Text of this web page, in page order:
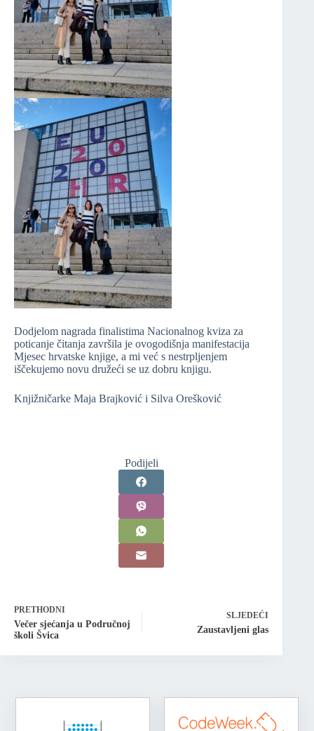
Dodjelom nagrada finalistima Nacionalnog kviza za
poticanje čitanja završila je ovogodišnja manifestacija
Mjesec hrvatske knjige, a mi već s nestrpljenjem
iščekujemo novu družeći se uz dobru knjigu.
Knjižničarke Maja Brajković i Silva Orešković
Podijeli
PRETHODNI
Večer sjećanja u Područnoj
školi Švica
SLJEDEĆI
Zaustavljeni glas